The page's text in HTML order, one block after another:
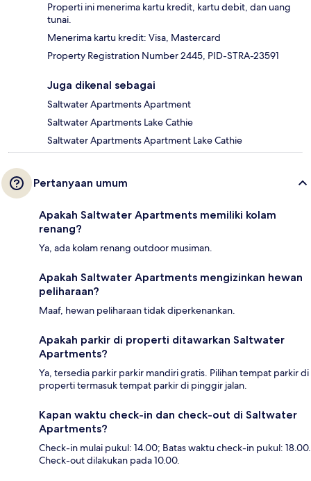
Properti ini menerima kartu kredit, kartu debit, dan uang
tunai.
Menerima kartu kredit: Visa, Mastercard
Property Registration Number 2445, PID-STRA-23591
Juga dikenal sebagai
Saltwater Apartments Apartment
Saltwater Apartments Lake Cathie
Saltwater Apartments Apartment Lake Cathie
Pertanyaan umum
Apakah Saltwater Apartments memiliki kolam
renang?
Ya, ada kolam renang outdoor musiman.
Apakah Saltwater Apartments mengizinkan hewan
peliharaan?
Maaf, hewan peliharaan tidak diperkenankan.
Apakah parkir di properti ditawarkan Saltwater
Apartments?
Ya, tersedia parkir parkir mandiri gratis. Pilihan tempat parkir di
properti termasuk tempat parkir di pinggir jalan.
Kapan waktu check-in dan check-out di Saltwater
Apartments?
Check-in mulai pukul: 14.00; Batas waktu check-in pukul: 18.00.
Check-out dilakukan pada 10.00.